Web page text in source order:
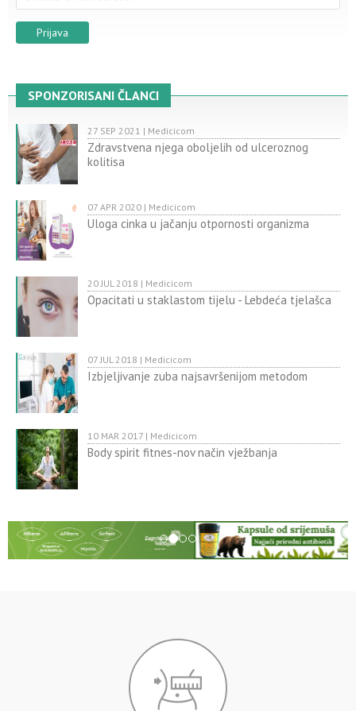
SPONZORISANI ČLANCI
27 SEP 2021 | Medicicom
Zdravstvena njega oboljelih od ulceroznog
kolitisa
07 APR 2020 | Medicicom
Uloga cinka u jačanju otpornosti organizma
20 JUL 2018 | Medicicom
Opacitati u staklastom tijelu - Lebdeća tjelašca
07 JUL 2018 | Medicicom
Izbjeljivanje zuba najsavršenijom metodom
10 MAR 2017 | Medicicom
Body spirit fitnes-nov način vježbanja